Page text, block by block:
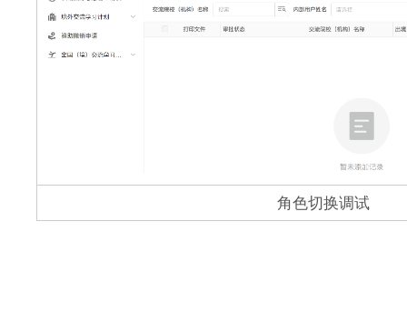
角色切换调试